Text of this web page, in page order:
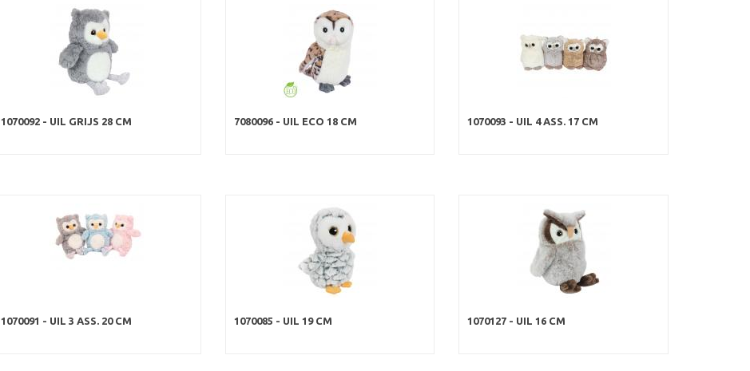
1070092 - UIL GRIJS 28 CM 7080096 - UIL ECO 18 CM 1070093 - UIL 4 ASS. 17 CM
1070091 - UIL 3 ASS. 20 CM 1070085 - UIL 19 CM 1070127 - UIL 16 CM